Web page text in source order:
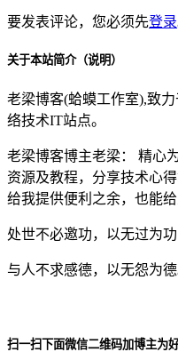
要发表评论，您必须先登录
关于本站简介（说明）
老梁博客(蛤蟆工作室),致
络技术IT站点。
老梁博客博主老梁： 精心
资源及教程，分享技术心
给我提供便利之余，也能
处世不必邀功，以无过为功
与人不求感德，以无怨为德
扫一扫下面微信二维码加博主为好